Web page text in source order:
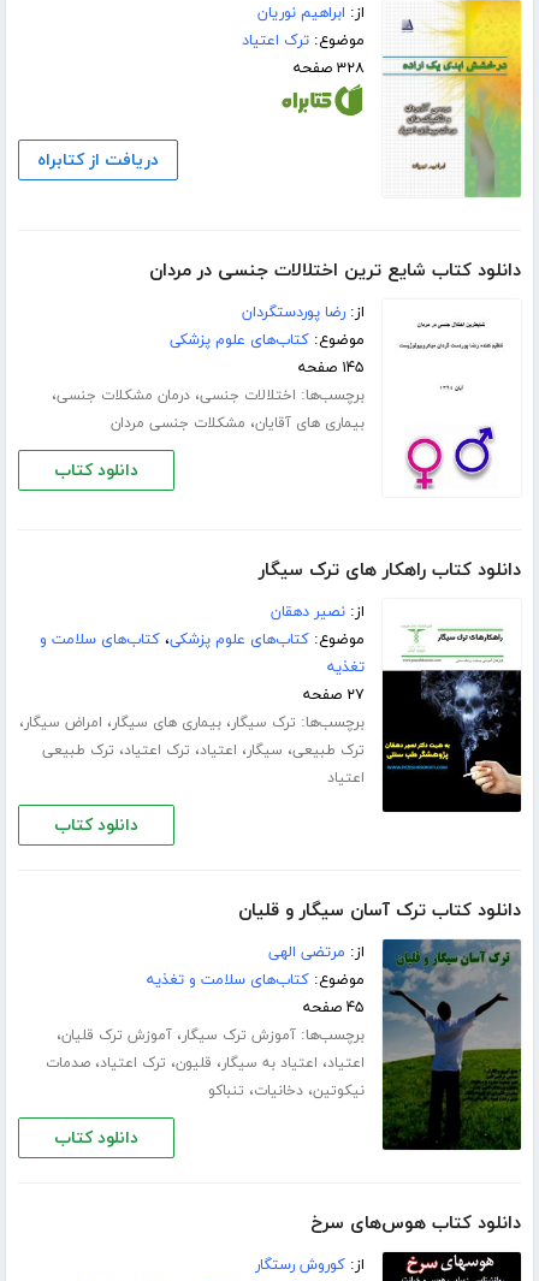
از: ابراهیم نوریان
موضوع:ترک اعتیاد
۳۲۸ صفحه
دریافت از کتابراه
دانلود کتاب شایع ترین اختلالات جنسی در مردان
از:رضا پوردستگردان
موضوع:کتاب‌های علوم پزشکی
۱۴۵ صفحه
برچسب‌ها: اختلالات جنسی،درمان مشکلات جنسی،
بیماری های آقایان، مشکلات جنسی مردان
دانلود کتاب
دانلود کتاب راهکار های ترک سیگار
از:نصیر دهقان
موضوع:کتاب‌های علوم پزشکی،کتاب‌های سلامت و
تغذیه
۲۷ صفحه
برچسب‌ها: ترک سیگار،بیماری های سیگار، امراض سیگار،
ترک طبیعی، سیگار، اعتیاد، ترک اعتیاد، ترک طبیعی
اعتیاد
دانلود کتاب
دانلود کتاب ترک آسان سیگار و قلیان
از: مرتضی الهی
موضوع:کتاب‌های سلامت و تغذیه
۴۵ صفحه
برچسب‌ها:آموزش ترک سیگار،آموزش ترک قلیان،
اعتیاد، اعتیاد به سیگار، قلیون، ترک اعتیاد،صدمات
نیکوتین،دخانیات، تنباکو
دانلود کتاب
دانلود کتاب هوس‌های سرخ
از:کوروش رستگار